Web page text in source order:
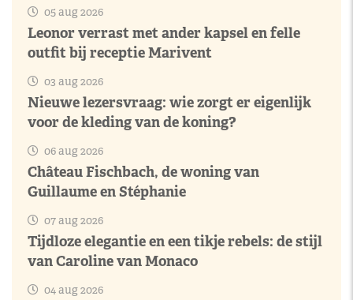
05 aug 2026
Leonor verrast met ander kapsel en felle
outfit bij receptie Marivent
03 aug 2026
Nieuwe lezersvraag: wie zorgt er eigenlijk
voor de kleding van de koning?
06 aug 2026
Château Fischbach, de woning van
Guillaume en Stéphanie
07 aug 2026
Tijdloze elegantie en een tikje rebels: de stijl
van Caroline van Monaco
04 aug 2026